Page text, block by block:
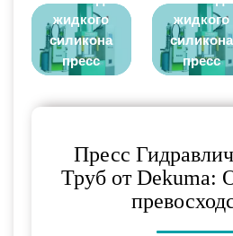
жидкого
силикона
пресс
ий для труб
жидкого
силикона
пресс
ий для
Пресс
Труб от Dekuma: